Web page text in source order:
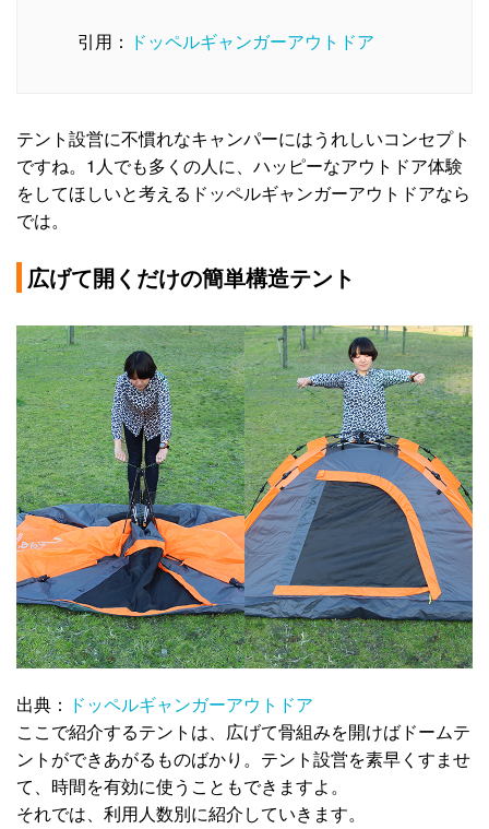
引用： ドッペルギャンガーアウトドア
テント設営に不慣れなキャンパーにはうれしいコンセプト
ですね。1人でも多くの人に、ハッピーなアウトドア体験
をしてほしいと考えるドッペルギャンガーアウトドアなら
では。
広げて開くだけの簡単構造テント
出典： ドッペルギャンガーアウトドア
ここで紹介するテントは、広げて骨組みを開けばドームテ
ントができあがるものばかり。テント設営を素早くすませ
て、時間を有効に使うこともできますよ。
それでは、利用人数別に紹介していきます。